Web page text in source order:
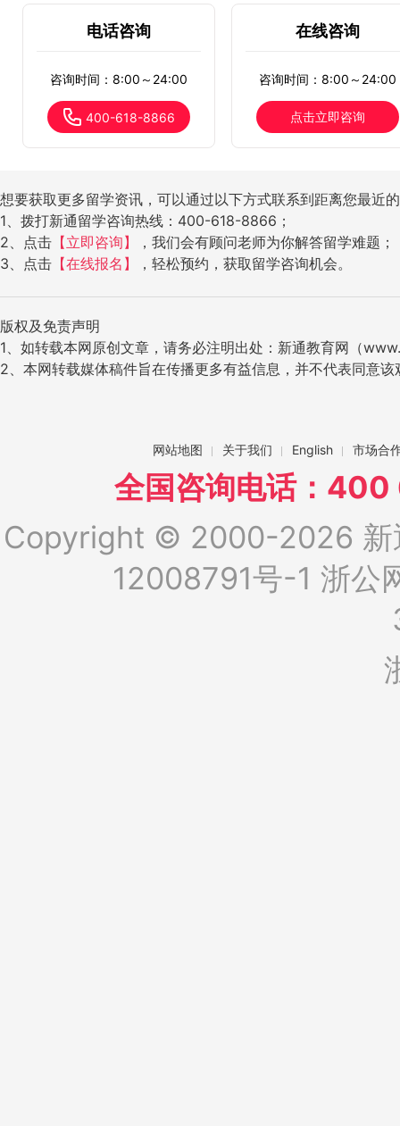
电话咨询
咨询时间：8:00～24:00
400-618-8866
在线咨询
咨询时间：8:00～24:00
点击立即咨询
想要获取更多留学资讯，可以通过以下方式联系到距离您最近
1、拨打新通留学咨询热线：400-618-8866；
2、点击 【立即咨询】
，我们会有顾问老师为你解答留学难题；
3、点击 【在线报名】 ，轻松预约，获取留学咨询机会。
版权及免责声明
1、如转载本网原创文章，请务必注明出处：新通教育网（
2、本网转载媒体稿件旨在传播更多有益信息，并不代表同意
网站地图 关于我们 English 市场合
全国咨询电话：
Copyright © 2000-2026 新
12008791号-1 浙公